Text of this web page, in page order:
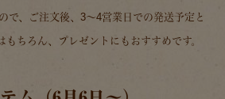
で、ご注文後、3～4営業日での発送予定と
もちろん、プレゼントにもおすすめです。